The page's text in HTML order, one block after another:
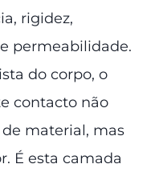
rigidez,
permeabilidade.
do corpo, o
contacto não
material, mas
É esta camada